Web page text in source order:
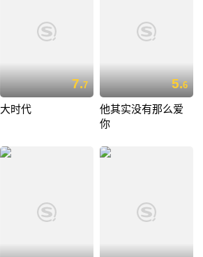
7.7
大时代
5.6
他其实没有那么爱
你